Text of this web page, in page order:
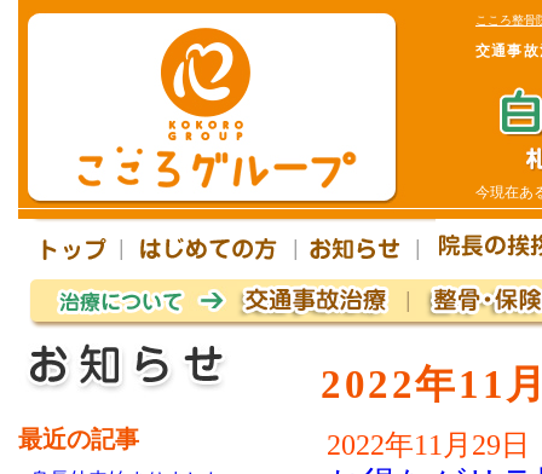
こころ整骨
交通事
今現在あ
2022年11
2022年11月29日
最近の記事